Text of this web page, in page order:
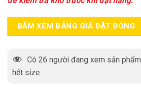
BẤM XEM BẢNG GIÁ ĐẶT ĐÓNG
Có 26 người đang xem sản
hết size